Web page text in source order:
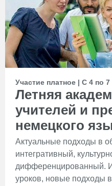
Участие платное | С 4 по
Летняя
учителей и
немецкого
Актуальные подходы в
интегративный,
дифференцированный.
уроков, новые подходы